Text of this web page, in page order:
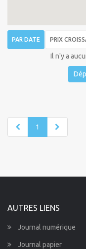
PAR DATE PRIX
Il n'y a
1
AUTRES LIENS
Journal numérique
Journal papier